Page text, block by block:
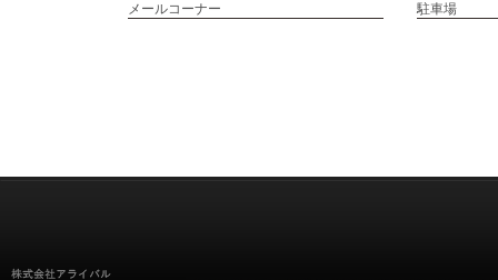
メールコーナー 駐車場